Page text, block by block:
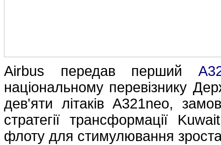
Airbus передав перший
національному перевізнику
дев'яти літаків A321neo,
стратегії трансформації
флоту для стимулювання